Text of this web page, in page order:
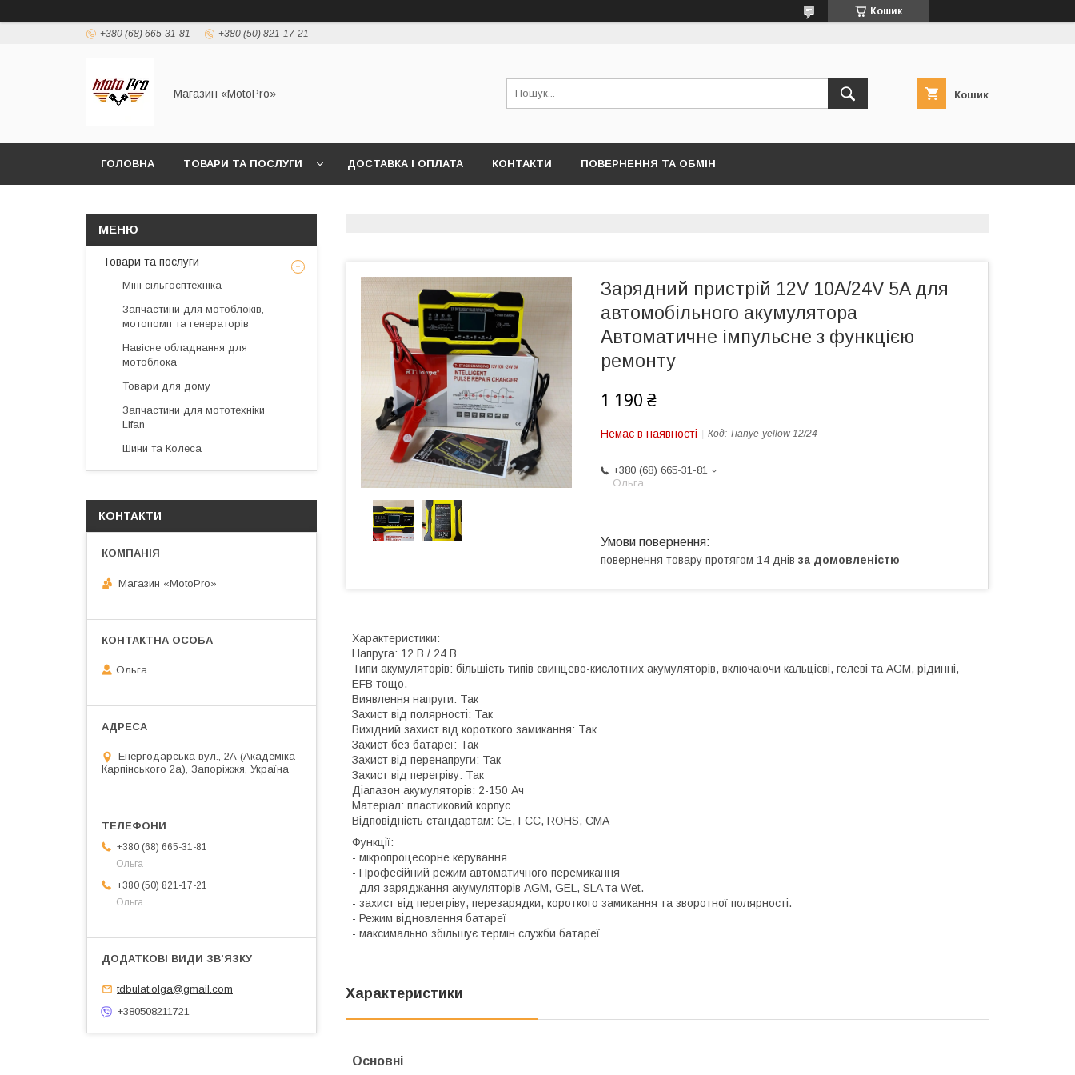
Кошик
+380 (68) 665-31-81 +380 (50) 821-17-21
Магазин «MotoPro» Кошик
ГОЛОВНА ТОВАРИ ТА ПОСЛУГИ ДОСТАВКА І ОПЛАТА КОНТАКТИ ПОВЕРНЕННЯ ТА ОБМІН
Зарядний пристрій 12V 10A/24V 5A для
автомобільного акумулятора
Автоматичне імпульсне з функцією
ремонту
1 190 ₴
Немає в наявності Код: Tianye-yellow 12/24
+380 (68) 665-31-81
Ольга
повернення товару протягом 14 днів за домовленістю
Характеристики:
Напруга: 12 В / 24 В
Типи акумуляторів: більшість типів свинцево-кислотних акумуляторів, включаючи кальцієві, гелеві та AGM, рідинні,
EFB тощо.
Виявлення напруги: Так
Захист від полярності: Так
Вихідний захист від короткого замикання: Так
Захист без батареї: Так
Захист від перенапруги: Так
Захист від перегріву: Так
Діапазон акумуляторів: 2-150 Ач
Матеріал: пластиковий корпус
Відповідність стандартам: CE, FCC, ROHS, CMA
Функції:
- мікропроцесорне керування
- Професійний режим автоматичного перемикання
- для заряджання акумуляторів AGM, GEL, SLA та Wet.
- захист від перегріву, перезарядки, короткого замикання та зворотної полярності.
- Режим відновлення батареї
- максимально збільшує термін служби батареї
Характеристики
Основні
Товари та послуги
Міні сільгосптехніка
Запчастини для мотоблоків,
мотопомп та генераторів
Навісне обладнання для
мотоблока
Товари для дому
Запчастини для мототехніки
Lifan
Шини та Колеса
КОНТАКТИ
Магазин «MotoPro»
Ольга
Енергодарська вул., 2А (Академіка
Карпінського 2а), Запоріжжя, Україна
+380 (68) 665-31-81
Ольга
+380 (50) 821-17-21
Ольга
tdbulat.olga@gmail.com
+380508211721